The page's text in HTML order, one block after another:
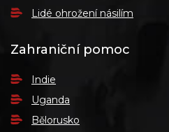
Lidé ohrožení násilím
Zahraniční pomoc
Indie
Uganda
Bělorusko